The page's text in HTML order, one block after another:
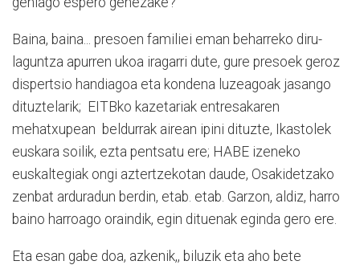
Baina, baina... presoen familiei eman beharreko diru-
laguntza apurren ukoa iragarri dute, gure presoek geroz
dispertsio handiagoa eta kondena luzeagoak jasango
dituztelarik; EITBko kazetariak entresakaren
mehatxupean beldurrak airean ipini dituzte, Ikastolek
euskara soilik, ezta pentsatu ere; HABE izeneko
euskaltegiak ongi aztertzekotan daude, Osakidetzako
zenbat arduradun berdin, etab. etab. Garzon, aldiz, harro
baino harroago oraindik, egin dituenak eginda gero ere.
Eta esan gabe doa, azkenik,, biluzik eta aho bete